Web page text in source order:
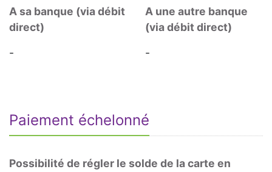
A sa banque (via débit
direct)
-
A une autre banque
(via débit direct)
-
Paiement échelonné
Possibilité de régler le solde de la carte en